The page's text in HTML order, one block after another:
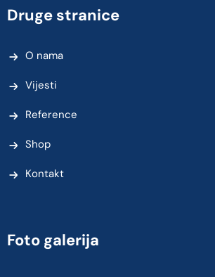
Druge stranice
O nama
Vijesti
Reference
Shop
Kontakt
Foto galerija